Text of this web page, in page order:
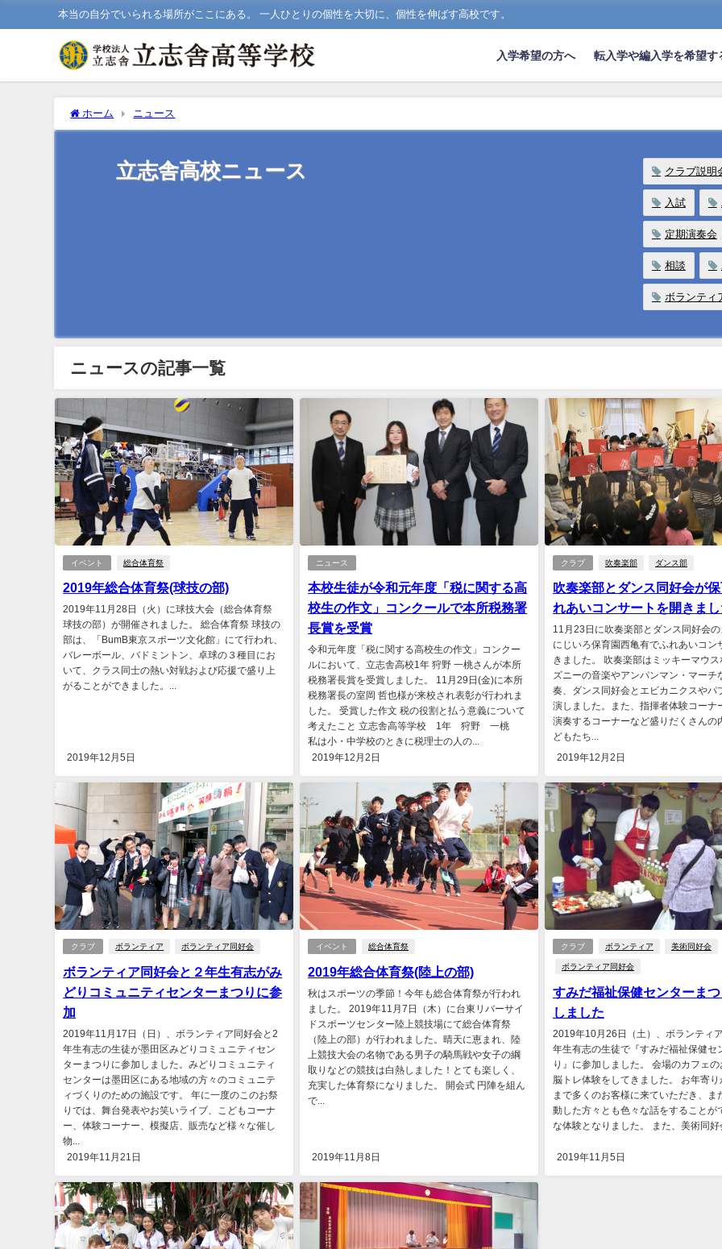
本当の自分でいられる場所がここにある。 一人ひとりの個性を大切に、個性を伸ばす高校です。
入学希望の方へ 転入学や編入学を希望す
ホーム ニュース
立志舎高校ニュース クラブ説明
入試
定期演奏会
相談
ボランティ
ニュースの記事一覧
イベント 総合体育祭
2019年総合体育祭(球技の部)
2019年11月28日（火）に球技大会（総合体育祭
球技の部）が開催されました。 総合体育祭 球技の
部は、「BumB東京スポーツ文化館」にて行われ、
バレーボール、バドミントン、卓球の３種目にお
いて、クラス同士の熱い対戦および応援で盛り上
がることができました。...
2019年12月5日
ニュース
本校生徒が令和元年度「税に関する高
校生の作文」コンクールで本所税務署
長賞を受賞
令和元年度「税に関する高校生の作文」コンクー
ルにおいて、立志舎高校1年 狩野 一桃さんが本所
税務署長賞を受賞しました。 11月29日(金)に本所
税務署長の室岡 哲也様が来校され表彰が行われま
した。 受賞した作文 税の役割と払う意義について
考えたこと 立志舎高等学校 1年 狩野 一桃
私は小・中学校のときに税理士の人の...
2019年12月2日
クラブ 吹奏楽部 ダンス部
吹奏楽部とダンス同好会が
れあいコンサートを開きま
11月23日に吹奏楽部とダンス同好会
にじいろ保育園西亀有でふれあいコン
きました。 吹奏楽部はミッキーマウ
ズニーの音楽やアンパンマン・マーチ
奏、ダンス同好会とエビカニクスやパ
演しました。また、指揮者体験コーナ
演奏するコーナーなど盛りだくさんの
どもたち...
2019年12月2日
クラブ ボランティア ボランティア同好会
ボランティア同好会と２年生有志がみ
どりコミュニティセンターまつりに参
加
2019年11月17日（日）、ボランティア同好会と2
年生有志の生徒が墨田区みどりコミュニティセン
ターまつりに参加しました。みどりコミュニティ
センターは墨田区にある地域の方々のコミュニテ
ィづくりのための施設です。 年に一度のこのお祭
りでは、舞台発表やお笑いライブ、こどもコーナ
ー、体験コーナー、模擬店、販売など様々な催し
物...
2019年11月21日
イベント 総合体育祭
2019年総合体育祭(陸上の部)
秋はスポーツの季節！今年も総合体育祭が行われ
ました。 2019年11月7日（木）に台東リバーサイ
ドスポーツセンター陸上競技場にて総合体育祭
（陸上の部）が行われました。晴天に恵まれ、陸
上競技大会の名物である男子の騎馬戦や女子の綱
取りなどの競技は白熱しました！とても楽しく、
充実した体育祭になりました。 開会式 円陣を組ん
で...
2019年11月8日
クラブ ボランティア 美術同好会
ボランティア同好会
すみだ福祉保健センターま
しました
2019年10月26日（土）、ボランティ
年生有志の生徒で『すみだ福祉保健セ
り』に参加しました。 会場のカフェ
脳トレ体験をしてきました。 お年寄
まで多くのお客様に来ていただき、ま
動した方々とも色々な話をすることが
な体験となりました。 また、美術同好
2019年11月5日